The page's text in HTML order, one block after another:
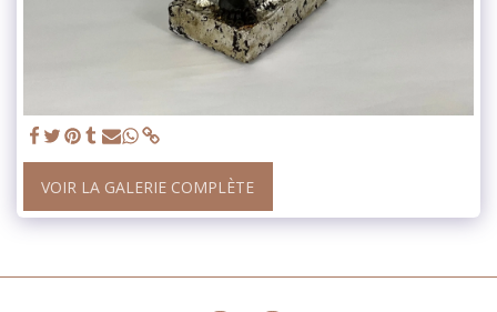
VOIR LA GALERIE COMPLÈTE